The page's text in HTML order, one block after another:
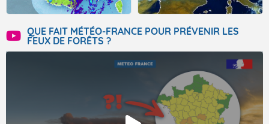
QUE FAIT MÉTÉO-FRANCE POUR PRÉVENIR LES
FEUX DE FORÊTS ?